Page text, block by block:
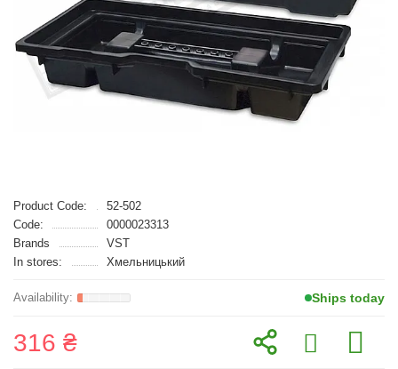
Product Code:
52-502
Code:
0000023313
Brands
VST
In stores:
Хмельницький
Ships today
316 ₴